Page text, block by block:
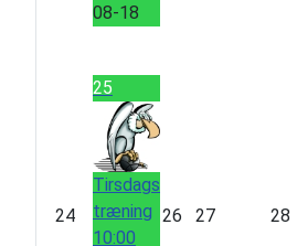
08-18
24
25
Tirsdags
træning
10:00
26 27 28